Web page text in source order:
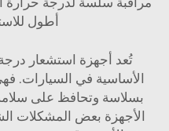
أطول
تُعد أجهزة استشعار
الأساسية في السيارات.
بسلاسة وتحافظ على
الأجهزة بعض المشكلات